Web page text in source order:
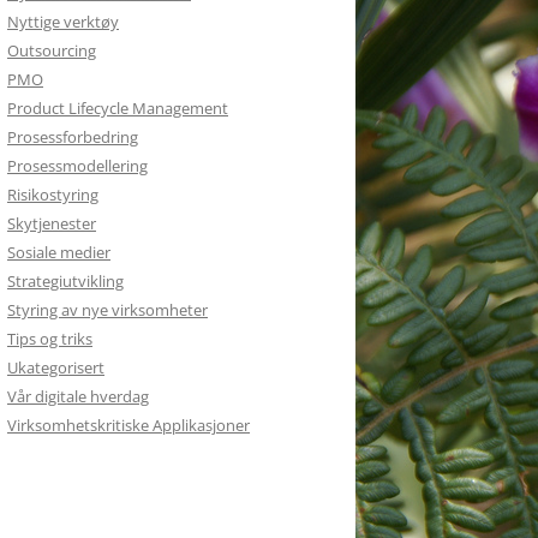
Nyttige verktøy
Outsourcing
PMO
Product Lifecycle Management
Prosessforbedring
Prosessmodellering
Risikostyring
Skytjenester
Sosiale medier
Strategiutvikling
Styring av nye virksomheter
Tips og triks
Ukategorisert
Vår digitale hverdag
Virksomhetskritiske Applikasjoner